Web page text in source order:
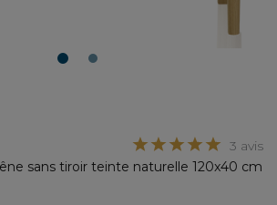
1 2
3 avis
sans tiroir teinte naturelle 120x40 cm